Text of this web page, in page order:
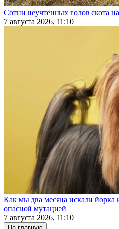
Сотни неучтенных голов скота
7 августа 2026, 11:10
Как мы два месяца искали йорка
опасной мутацией
7 августа 2026, 11:10
На главную